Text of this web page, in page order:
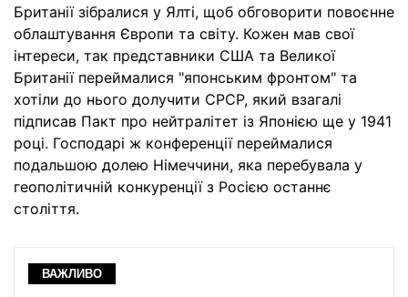
Британії зібралися у Ялті, щоб обговорити повоєнне
облаштування Європи та світу. Кожен мав свої
інтереси, так представники США та Великої
Британії переймалися "японським фронтом" та
хотіли до нього долучити СРСР, який взагалі
підписав Пакт про нейтралітет із Японією ще у 1941
році. Господарі ж конференції переймалися
подальшою долею Німеччини, яка перебувала у
геополітичній конкуренції з Росією останнє
століття.
ВАЖЛИВО